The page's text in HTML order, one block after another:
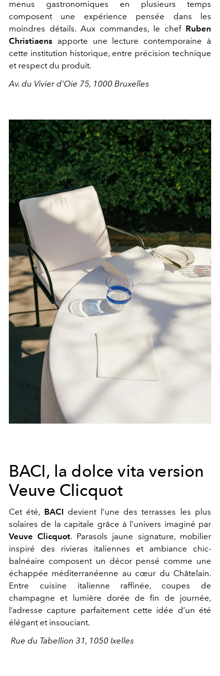
menus gastronomiques en plusieurs temps
composent une expérience pensée dans les
moindres détails. Aux commandes, le chef Ruben
Christiaens apporte une lecture contemporaine à
cette institution historique, entre précision technique
et respect du produit.
Av. du Vivier d'Oie 75, 1000 Bruxelles
BACI, la dolce vita version
Veuve Clicquot
Cet été, BACI devient l’une des terrasses les plus
solaires de la capitale grâce à l’univers imaginé par
Veuve Clicquot. Parasols jaune signature, mobilier
inspiré des rivieras italiennes et ambiance chic-
balnéaire composent un décor pensé comme une
échappée méditerranéenne au cœur du Châtelain.
Entre cuisine italienne raffinée, coupes de
champagne et lumière dorée de fin de journée,
l’adresse capture parfaitement cette idée d’un été
élégant et insouciant.
Rue du Tabellion 31, 1050 Ixelles